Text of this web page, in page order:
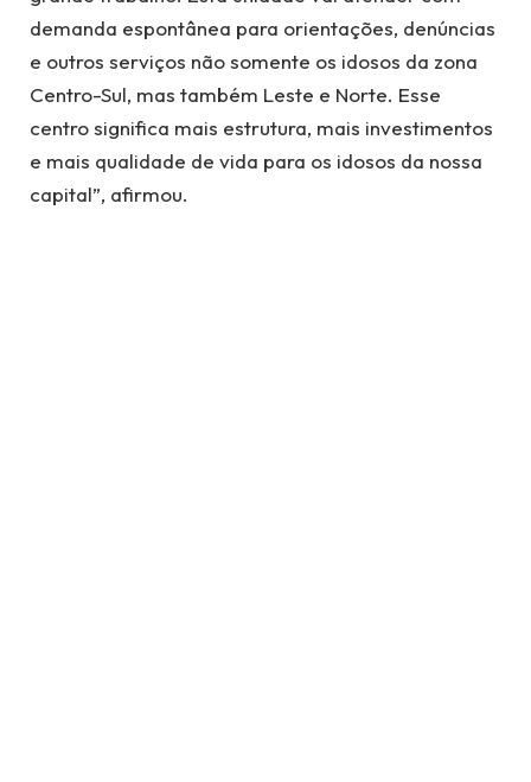
demanda espontânea para orientações, denúncias
e outros serviços não somente os idosos da zona
Centro-Sul, mas também Leste e Norte. Esse
centro significa mais estrutura, mais investimentos
e mais qualidade de vida para os idosos da nossa
capital”, afirmou.